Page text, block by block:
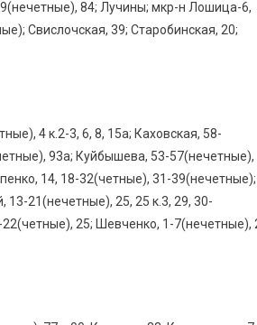
84; Лучины; мкр-н Лошица-6,
Свислочская, 39; Старобинская, 20;
4 к.2-3, 6, 8, 15а; Каховская, 58-
93а; Куйбышева, 53-57(нечетные),
14, 18-32(четные), 31-39(нечетные);
13-21(нечетные), 25, 25 к.3, 29, 30-
22(четные), 25; Шевченко, 1-7(нечетные),